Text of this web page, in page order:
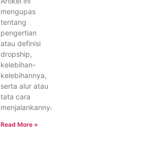
mengupas
tentang
pengertian
atau definisi
dropship,
kelebihan-
kelebihannya,
serta alur atau
tata cara
menjalankannya.
Read More »